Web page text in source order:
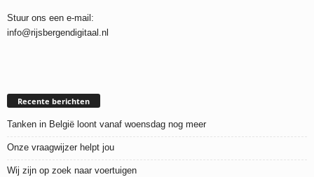
Stuur ons een e-mail:
info@rijsbergendigitaal.nl
Recente berichten
Tanken in België loont vanaf woensdag nog meer
Onze vraagwijzer helpt jou
Wij zijn op zoek naar voertuigen